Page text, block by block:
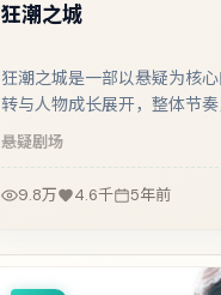
狂潮之城
狂潮之城是一部以悬疑为核
转与人物成长展开，整体节奏
悬疑剧场
9.8万 4.6千 5年前